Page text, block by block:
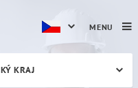
KRAJ
MENU